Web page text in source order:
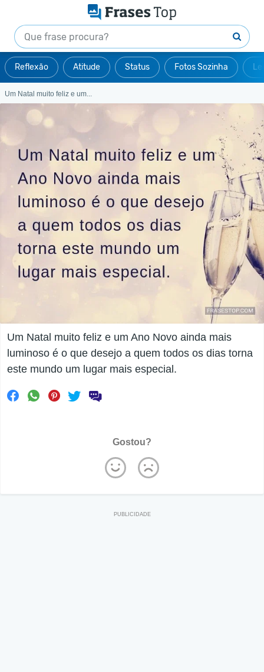
Reflexão Atitude Status Fotos Sozinha
Um Natal muito feliz e um...
Um Natal muito feliz e um Ano Novo ainda mais
luminoso é o que desejo a quem todos os dias torna
este mundo um lugar mais especial.
Gostou?